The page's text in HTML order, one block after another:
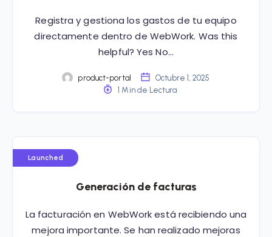
Registra y gestiona los gastos de tu equipo
directamente dentro de WebWork. Was this
helpful? Yes No…
product-portal
Octubre 1, 2025
1 Min de Lectura
Launched
Generación de facturas
La facturación en WebWork está recibiendo una
mejora importante. Se han realizado mejoras